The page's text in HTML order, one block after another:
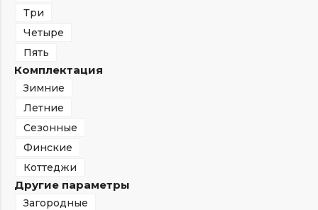
Три
Четыре
Пять
Комплектация
Зимние
Летние
Сезонные
Финские
Коттеджи
Другие параметры
Загородные